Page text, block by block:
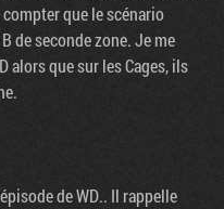
compter que le scénario
de seconde zone. Je me
alors que sur les Cages, ils
de WD.. Il rappelle